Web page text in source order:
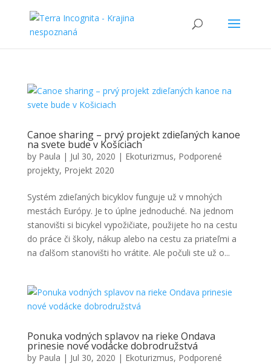
Canoe sharing – prvý projekt zdieľaných kanoe
na svete bude v Košiciach
by Paula | Jul 30, 2020 | Ekoturizmus, Podporené
projekty, Projekt 2020
Systém zdieľaných bicyklov funguje už v mnohých
mestách Európy. Je to úplne jednoduché. Na jednom
stanovišti si bicykel vypožičiate, použijete ho na cestu
do práce či školy, nákup alebo na cestu za priateľmi a
na ďalšom stanovišti ho vrátite. Ale počuli ste už o...
Ponuka vodných splavov na rieke Ondava
prinesie nové vodácke dobrodružstvá
by Paula | Jul 30, 2020 | Ekoturizmus, Podporené